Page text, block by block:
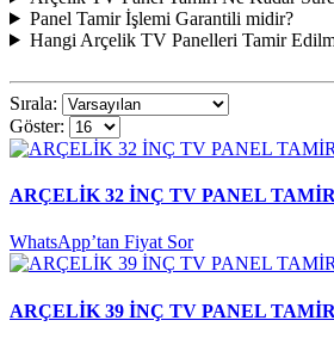
Panel Tamir İşlemi Garantili midir?
Hangi Arçelik TV Panelleri Tamir
Sırala:
Göster:
ARÇELİK 32 İNÇ TV PANEL
WhatsApp’tan Fiyat Sor
ARÇELİK 39 İNÇ TV PANEL